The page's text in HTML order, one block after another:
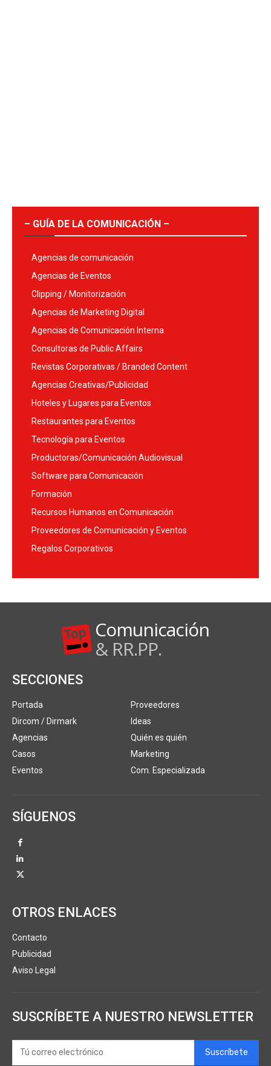
– GUÍA DE LA COMUNICACIÓN –
Agencias de comunicación
Agencias de Eventos
Clipping / Monitorización
Agencias de Marketing Digital
Agencias de Comunicación Interna
Consultoras de Public Affairs
Revistas Corporativas / Branded Content
Agencias Creativas/Publicidad
Hoteles y Lugares para Eventos
Restaurantes para Eventos
Tecnología para Eventos
Productoras/Comunicación Audiovisual
Software para Comunicación
Formación
Recursos Humanos en Comunicación
Proveedores de Comunicación y Eventos
Regalos Corporativos
Comunicación
& RR.PP.
SECCIONES
Portada
Dircom / Dirmark
Agencias
Casos
Eventos
Proveedores
Ideas
Quién es quién
Marketing
Com. Especializada
SÍGUENOS
OTROS ENLACES
Contacto
Publicidad
Aviso Legal
SUSCRÍBETE A NUESTRO NEWSLETTER
Suscríbete